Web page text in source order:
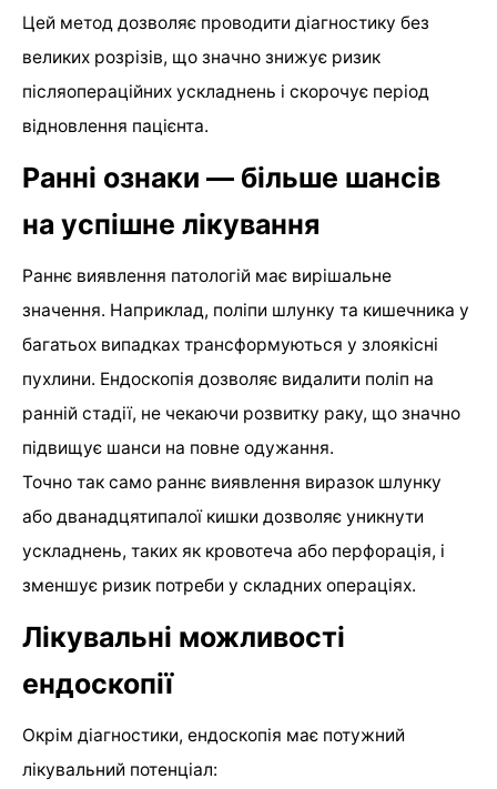
Цей метод дозволяє проводити діагностику без
великих розрізів, що значно знижує ризик
післяопераційних ускладнень і скорочує період
відновлення пацієнта.
Ранні ознаки — більше шансів
на успішне лікування
Раннє виявлення патологій має вирішальне
значення. Наприклад, поліпи шлунку та кишечника у
багатьох випадках трансформуються у злоякісні
пухлини. Ендоскопія дозволяє видалити поліп на
ранній стадії, не чекаючи розвитку раку, що значно
підвищує шанси на повне одужання.
Точно так само раннє виявлення виразок шлунку
або дванадцятипалої кишки дозволяє уникнути
ускладнень, таких як кровотеча або перфорація, і
зменшує ризик потреби у складних операціях.
Лікувальні можливості
ендоскопії
Окрім діагностики, ендоскопія має потужний
лікувальний потенціал: